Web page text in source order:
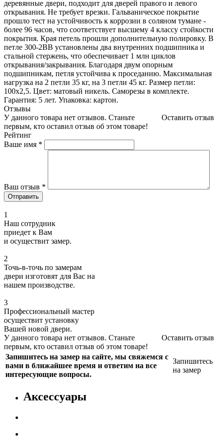
деревянные двери, подходит для дверей правого и левого
открывания. Не требует врезки. Гальваническое покрытие
прошло тест на устойчивость к коррозии в соляном тумане -
более 96 часов, что соответствует высшему 4 классу стойкости
покрытия. Края петель прошли дополнительную полировку. В
петле 300-2BB установлены два внутренних подшипника и
стальной стержень, что обеспечивает 1 млн циклов
открывания/закрывания. Благодаря двум опорным
подшипникам, петля устойчива к проседанию. Максимальная
нагрузка на 2 петли 35 кг, на 3 петли 45 кг. Размер петли:
100x2,5. Цвет: матовый никель. Саморезы в комплекте.
Гарантия: 5 лет. Упаковка: картон.
Отзывы
Оставить отзыв
У данного товара нет отзывов. Станьте
первым, кто оставил отзыв об этом товаре!
Рейтинг
Ваше имя *
Ваш отзыв *
1
Наш сотрудник
приедет к Вам
и осуществит замер.
2
Точь-в-точь по замерам
двери изготовят для Вас на
нашем производстве.
3
Профессиональный мастер
осуществит установку
Вашей новой двери.
Оставить отзыв
У данного товара нет отзывов. Станьте
первым, кто оставил отзыв об этом товаре!
Запишитесь на замер на сайте, мы свяжемся с
вами в ближайшее время и ответим на все
интересующие вопросы.
Запишитесь
на замер
Аксессуары